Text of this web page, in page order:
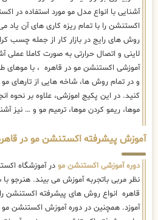
کنید. در این پکیج اموزشی، علاوه بر نحوه
موها، ریمو کردن موها، ترمیم مو و … نیز
آموزش پیشرفته اکستنشن مو در
دوره آموزشی اکستنشن مو
در آموزشگاه
نظر مربی باتجربه آموزش می بیند. هنرجو
قاهره انواع روش های پیشرفته اکستنشن
های پیشرفته اکستنشن مو به هنرجو
اکستنشن مو در قاهره بصورت کاملا
اموزشگاه اکستنشن مو در قاهره طراحی
و تکمیلی اکستنشن مو را به آرایشگران و
کامل و در سطح پیشرفته آموزش می دهیم
با ساختار چهره او مدل داده و اصلاح کنند.
به دوره اموزش پیشرفته اکستنشن مو در